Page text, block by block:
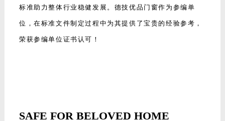
标准助力整体行业稳健发展。德技优品门窗作为参编单
位，在标准文件制定过程中为其提供了宝贵的经验参考，
荣获参编单位证书认可！
SAFE FOR BELOVED HOME